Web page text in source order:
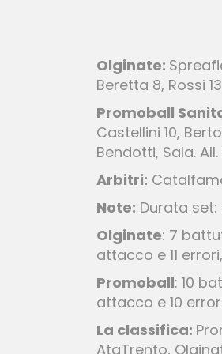
Olginate:
Beretta 8, Rossi
Promoball
Castellini 10,
Bendotti, Sala.
Arbitri:
Note: Durata set:
Olginate: 7
attacco e 11
Promoball: 10
attacco e 10
La classifica:
AtaTrento,